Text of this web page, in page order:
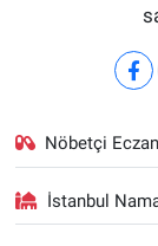
Nöbetçi
İstanbul